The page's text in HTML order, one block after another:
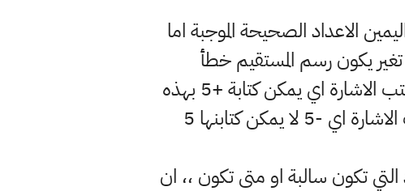
الاعداد الصحيحة الموجبة اما
يكون رسم المستقيم خطأ
عند حل التدريبات يجب التركيز عند كتابة عدد صحيح موجب لا يشترط ان تكتب الاشارة اي يمكن كتابة +5 بهذه
الصورة 5 تكون صحيحة لكن عند كتابة عدد صحيح سالب يجب ان تكتب الاشارة اي -5 لا يمكن كتابنها 5
التي تكون سالبة او متى تكون ،، ان